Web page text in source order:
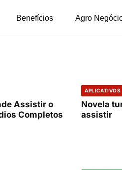
Benefícios Agro
com horários, fases e
Assistir o
Completos
APLICATIVOS
Novela
assistir